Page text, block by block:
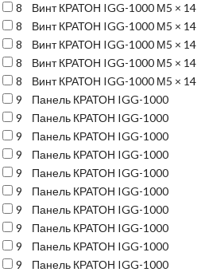
8
Винт КРАТОН IGG-1000 М5 × 14
8
Винт КРАТОН IGG-1000 М5 × 14
8
Винт КРАТОН IGG-1000 М5 × 14
8
Винт КРАТОН IGG-1000 М5 × 14
8
Винт КРАТОН IGG-1000 М5 × 14
9
Панель КРАТОН IGG-1000
9
Панель КРАТОН IGG-1000
9
Панель КРАТОН IGG-1000
9
Панель КРАТОН IGG-1000
9
Панель КРАТОН IGG-1000
9
Панель КРАТОН IGG-1000
9
Панель КРАТОН IGG-1000
9
Панель КРАТОН IGG-1000
9
Панель КРАТОН IGG-1000
9
Панель КРАТОН IGG-1000